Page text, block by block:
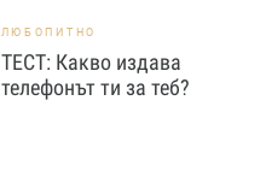
ЛЮБОПИТНО
ТЕСТ: Какво издава
телефонът ти за теб?